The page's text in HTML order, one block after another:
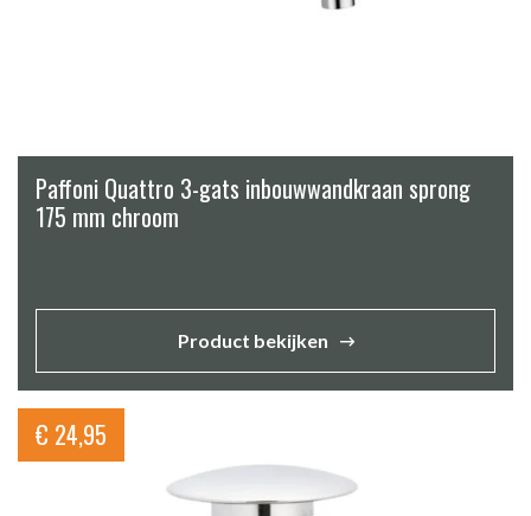
Paffoni Quattro 3-gats inbouwwandkraan sprong
175 mm chroom
Product bekijken
€ 24,95